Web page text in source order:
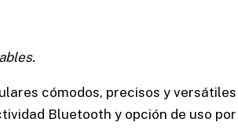
cómodos, precisos y
Bluetooth y opción de uso